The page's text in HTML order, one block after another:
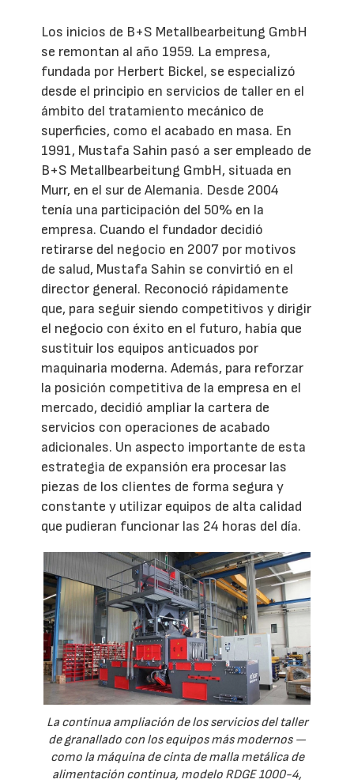
Los inicios de B+S Metallbearbeitung GmbH
se remontan al año 1959. La empresa,
fundada por Herbert Bickel, se especializó
desde el principio en servicios de taller en el
ámbito del tratamiento mecánico de
superficies, como el acabado en masa. En
1991, Mustafa Sahin pasó a ser empleado de
B+S Metallbearbeitung GmbH, situada en
Murr, en el sur de Alemania. Desde 2004
tenía una participación del 50% en la
empresa. Cuando el fundador decidió
retirarse del negocio en 2007 por motivos
de salud, Mustafa Sahin se convirtió en el
director general. Reconoció rápidamente
que, para seguir siendo competitivos y dirigir
el negocio con éxito en el futuro, había que
sustituir los equipos anticuados por
maquinaria moderna. Además, para reforzar
la posición competitiva de la empresa en el
mercado, decidió ampliar la cartera de
servicios con operaciones de acabado
adicionales. Un aspecto importante de esta
estrategia de expansión era procesar las
piezas de los clientes de forma segura y
constante y utilizar equipos de alta calidad
que pudieran funcionar las 24 horas del día.
La continua ampliación de los servicios del taller
de granallado con los equipos más modernos —
como la máquina de cinta de malla metálica de
alimentación continua, modelo RDGE 1000-4,